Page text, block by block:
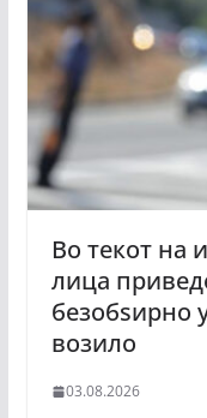
Во текот на
лица
безобѕирно
возило
03.08.2026